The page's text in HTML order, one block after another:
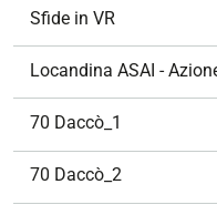
Sfide in VR
Locandina ASAI -
70 Daccò_1
70 Daccò_2